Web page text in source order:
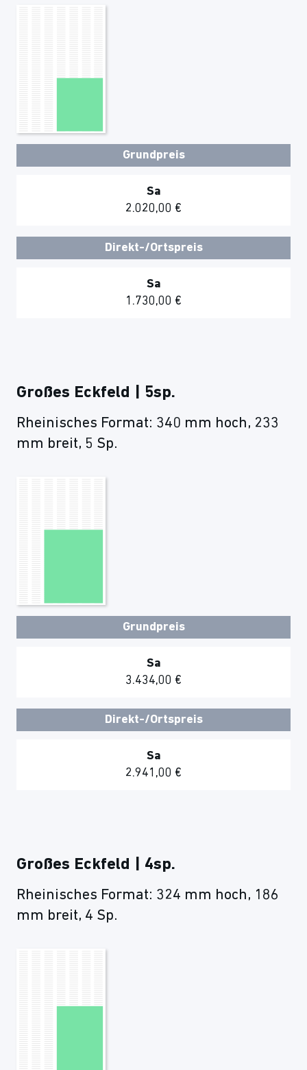
Grundpreis
Sa
2.020,00 €
Direkt-/Ortspreis
Sa
1.730,00 €
Großes Eckfeld | 5sp.
Rheinisches Format: 340 mm hoch, 233
mm breit, 5 Sp.
Grundpreis
Sa
3.434,00 €
Direkt-/Ortspreis
Sa
2.941,00 €
Großes Eckfeld | 4sp.
Rheinisches Format: 324 mm hoch, 186
mm breit, 4 Sp.